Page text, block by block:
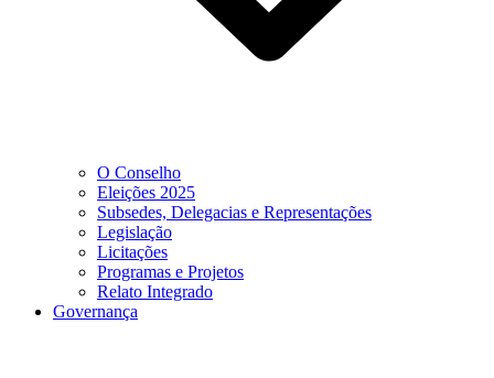
O Conselho
Eleições 2025
Subsedes, Delegacias e Representações
Legislação
Licitações
Programas e Projetos
Relato Integrado
Governança